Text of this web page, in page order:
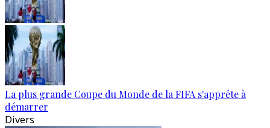
La plus grande Coupe du Monde de la FIFA s'apprête à
démarrer
Divers